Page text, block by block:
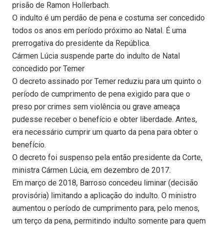
prisão de Ramon Hollerbach.
O indulto é um perdão de pena e costuma ser concedido
todos os anos em período próximo ao Natal. É uma
prerrogativa do presidente da República.
Cármen Lúcia suspende parte do indulto de Natal
concedido por Temer
O decreto assinado por Temer reduziu para um quinto o
período de cumprimento de pena exigido para que o
preso por crimes sem violência ou grave ameaça
pudesse receber o benefício e obter liberdade. Antes,
era necessário cumprir um quarto da pena para obter o
benefício.
O decreto foi suspenso pela então presidente da Corte,
ministra Cármen Lúcia, em dezembro de 2017.
Em março de 2018, Barroso concedeu liminar (decisão
provisória) limitando a aplicação do indulto. O ministro
aumentou o período de cumprimento para, pelo menos,
um terço da pena, permitindo indulto somente para quem